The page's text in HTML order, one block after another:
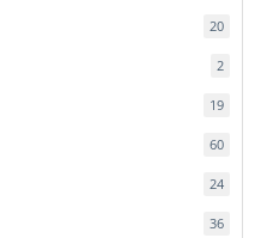
2020
22
1919
6060
2424
3636